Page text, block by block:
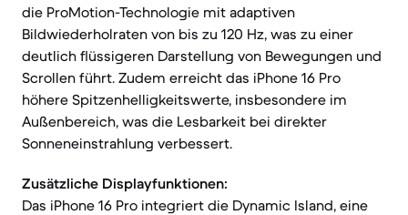
die ProMotion-Technologie mit adaptiven
Bildwiederholraten von bis zu 120 Hz, was zu einer
deutlich flüssigeren Darstellung von Bewegungen und
Scrollen führt. Zudem erreicht das iPhone 16 Pro
höhere Spitzenhelligkeitswerte, insbesondere im
Außenbereich, was die Lesbarkeit bei direkter
Sonneneinstrahlung verbessert.
Zusätzliche Displayfunktionen:
Das iPhone 16 Pro integriert die Dynamic Island, eine